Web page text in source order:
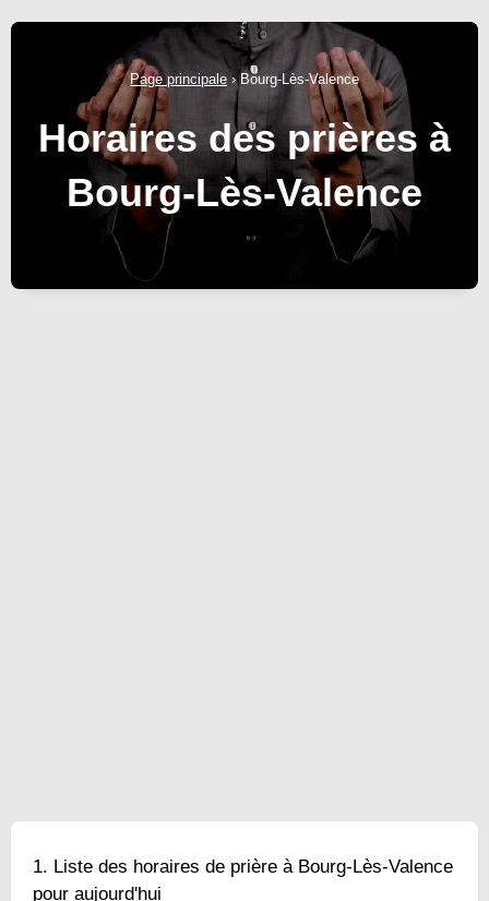
Page principale ›Bourg-Lès-Valence
Horaires des prières à
Bourg-Lès-Valence
Liste des horaires de prière à Bourg-Lès-Valence
pour aujourd'hui